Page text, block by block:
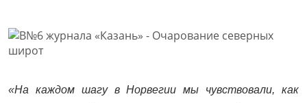
«На каждом шагу в Норвегии мы чувствовали, как